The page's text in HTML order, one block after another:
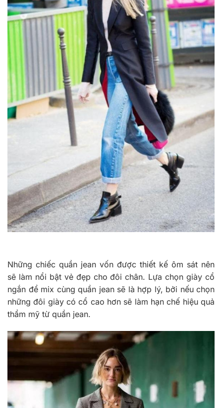
Những chiếc quần jean vốn được thiết kế ôm sát nên
sẽ làm nổi bật vẻ đẹp cho đôi chân. Lựa chọn giày cổ
ngắn để mix cùng quần jean sẽ là hợp lý, bởi nếu chọn
những đôi giày có cổ cao hơn sẽ làm hạn chế hiệu quả
thẩm mỹ từ quần jean.